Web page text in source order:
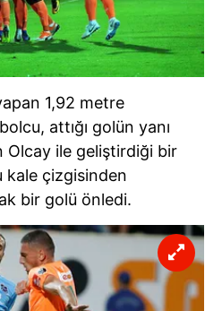
1,92 metre
attığı golün yanı
Olcay ile geliştirdiği bir
çizgisinden
bir golü önledi.